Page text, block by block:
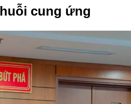
cung ứng